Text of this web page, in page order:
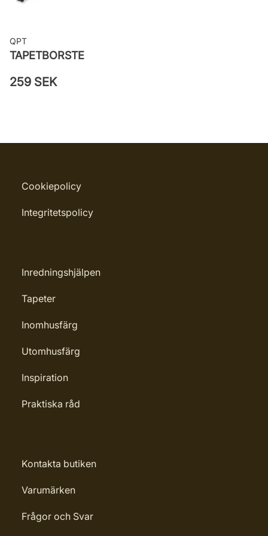
QPT
TAPETBORSTE
259 SEK
Cookiepolicy
Integritetspolicy
Inredningshjälpen
Tapeter
Inomhusfärg
Utomhusfärg
Inspiration
Praktiska råd
Kontakta butiken
Varumärken
Frågor och Svar